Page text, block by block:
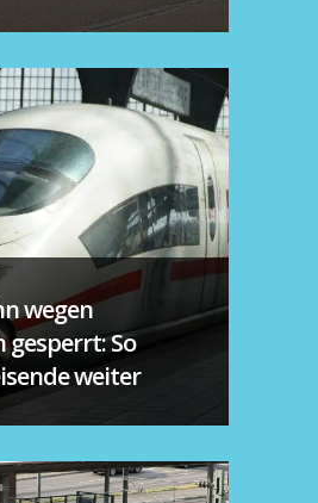
wegen
gesperrt: So
weiter